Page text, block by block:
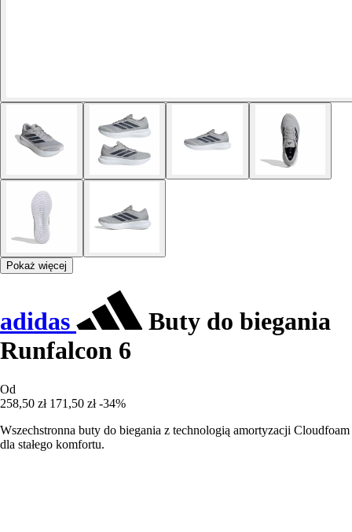
Pokaż więcej
adidas
Buty do biegania
Runfalcon 6
Od
258,50 zł 171,50 zł -34%
Wszechstronna buty do biegania z technologią amortyzacji Cloudfoam
dla stałego komfortu.